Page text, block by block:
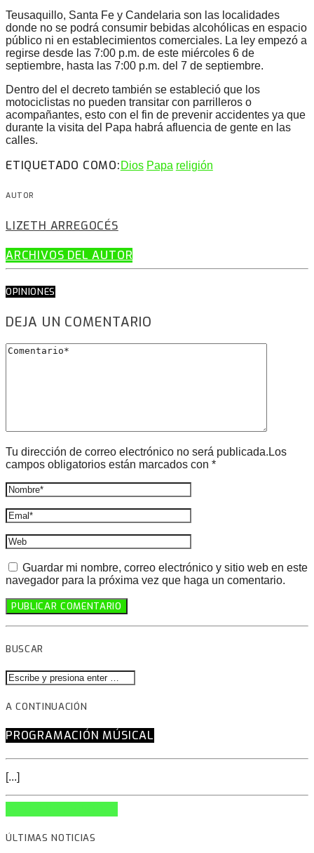
Teusaquillo, Santa Fe y Candelaria son las localidades
donde no se podrá consumir bebidas alcohólicas en espacio
público ni en establecimientos comerciales. La ley empezó a
regirse desde las 7:00 p.m. de este miércoles 6 de
septiembre, hasta las 7:00 p.m. del 7 de septiembre.
Dentro del el decreto también se estableció que los
motociclistas no pueden transitar con parrilleros o
acompañantes, esto con el fin de prevenir accidentes ya que
durante la visita del Papa habrá afluencia de gente en las
calles.
ETIQUETADO COMO: Dios Papa religión
AUTOR
LIZETH ARREGOCÉS
ARCHIVOS DEL AUTOR
OPINIONES
DEJA UN COMENTARIO
Tu dirección de correo electrónico no será publicada.Los
campos obligatorios están marcados con *
Guardar mi nombre, correo electrónico y sitio web en este
navegador para la próxima vez que haga un comentario.
BUSCAR
A CONTINUACIÓN
PROGRAMACIÓN MÚSICAL
[...]
ÚLTIMAS NOTICIAS